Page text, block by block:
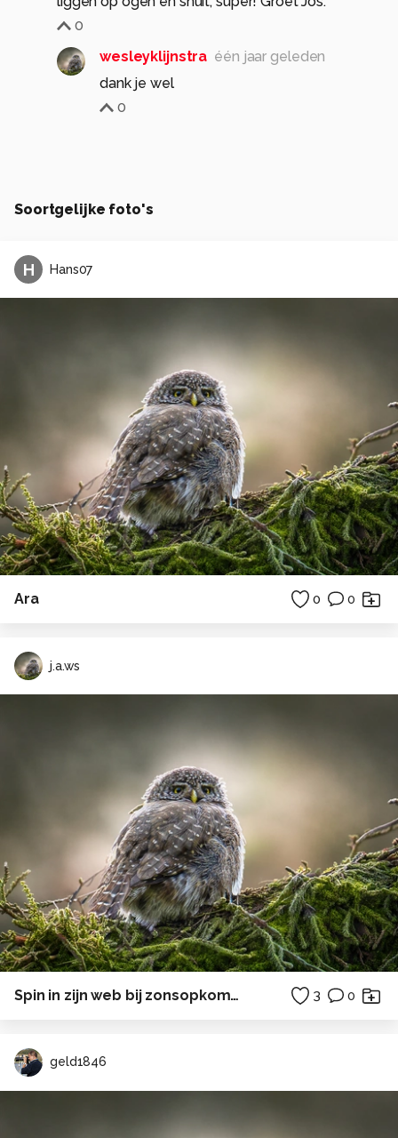
0
wesleyklijnstra één jaar geleden
dank je wel
0
Soortgelijke foto's
H Hans07
Ara 0 0
j.a.ws
Spin in zijn web bij zonsopkomst. 3 0
geld1846